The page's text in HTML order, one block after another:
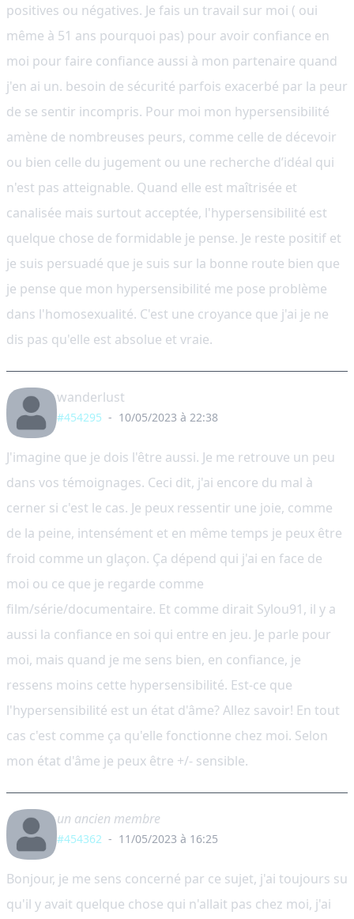
positives ou négatives. Je fais un travail sur moi ( oui
même à 51 ans pourquoi pas) pour avoir confiance en
moi pour faire confiance aussi à mon partenaire quand
j'en ai un. besoin de sécurité parfois exacerbé par la peur
de se sentir incompris. Pour moi mon hypersensibilité
amène de nombreuses peurs, comme celle de décevoir
ou bien celle du jugement ou une recherche d’idéal qui
n'est pas atteignable. Quand elle est maîtrisée et
canalisée mais surtout acceptée, l'hypersensibilité est
quelque chose de formidable je pense. Je reste positif et
je suis persuadé que je suis sur la bonne route bien que
je pense que mon hypersensibilité me pose problème
dans l'homosexualité. C'est une croyance que j'ai je ne
dis pas qu'elle est absolue et vraie.
wanderlust
#454295 - 10/05/2023 à 22:38
J'imagine que je dois l'être aussi. Je me retrouve un peu
dans vos témoignages. Ceci dit, j'ai encore du mal à
cerner si c'est le cas. Je peux ressentir une joie, comme
de la peine, intensément et en même temps je peux être
froid comme un glaçon. Ça dépend qui j'ai en face de
moi ou ce que je regarde comme
film/série/documentaire. Et comme dirait Sylou91, il y a
aussi la confiance en soi qui entre en jeu. Je parle pour
moi, mais quand je me sens bien, en confiance, je
ressens moins cette hypersensibilité. Est-ce que
l'hypersensibilité est un état d'âme? Allez savoir! En tout
cas c'est comme ça qu'elle fonctionne chez moi. Selon
mon état d'âme je peux être +/- sensible.
un ancien membre
#454362 - 11/05/2023 à 16:25
Bonjour, je me sens concerné par ce sujet, j'ai toujours su
qu'il y avait quelque chose qui n'allait pas chez moi, j'ai